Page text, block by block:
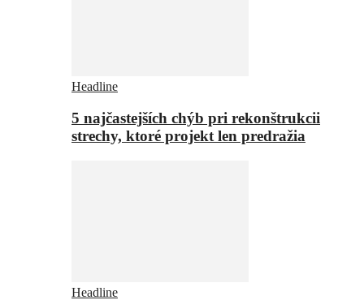
Headline
5 najčastejších chýb pri rekonštrukcii
strechy, ktoré projekt len predražia
Headline